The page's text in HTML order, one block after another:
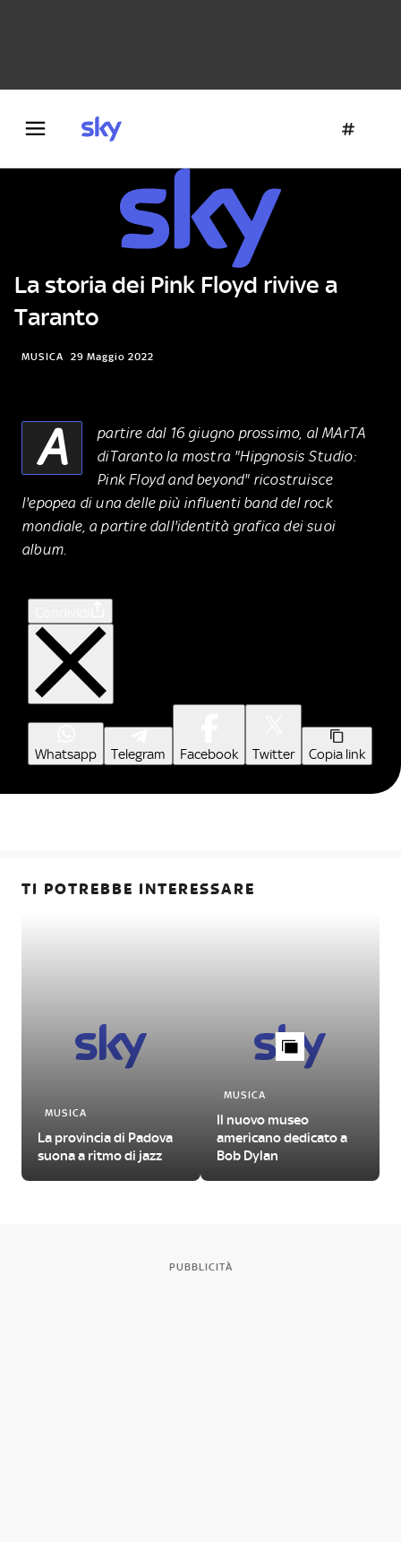
La storia dei Pink Floyd rivive a
Taranto
MUSICA 29 Maggio 2022
A
partire dal 16 giugno prossimo, al MArTA
diTaranto la mostra "Hipgnosis Studio:
Pink Floyd and beyond" ricostruisce
l'epopea di una delle più influenti band del rock
mondiale, a partire dall'identità grafica dei suoi
album.
Whatsapp Telegram Facebook Twitter Copia link
TI POTREBBE INTERESSARE
MUSICA
La provincia di Padova
suona a ritmo di jazz
MUSICA
Il nuovo museo
americano dedicato a
Bob Dylan
PUBBLICITÀ